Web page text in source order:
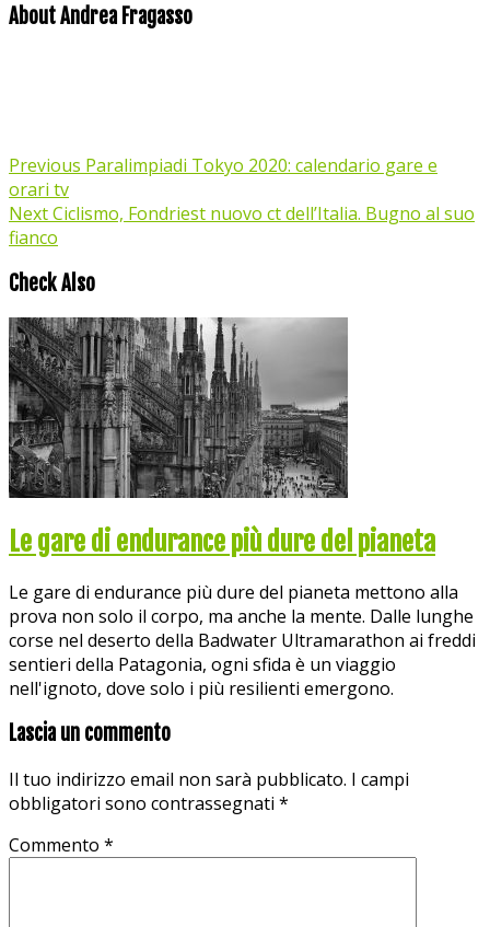
About Andrea Fragasso
Previous Paralimpiadi Tokyo 2020: calendario gare e
orari tv
NextCiclismo, Fondriest nuovo ct dell’Italia. Bugno al suo
fianco
Check Also
Le gare di endurance più dure del pianeta
Le gare di endurance più dure del pianeta mettono alla
prova non solo il corpo, ma anche la mente. Dalle lunghe
corse nel deserto della Badwater Ultramarathon ai freddi
sentieri della Patagonia, ogni sfida è un viaggio
nell'ignoto, dove solo i più resilienti emergono.
Lascia un commento
Il tuo indirizzo email non sarà pubblicato. I campi
obbligatori sono contrassegnati *
Commento *